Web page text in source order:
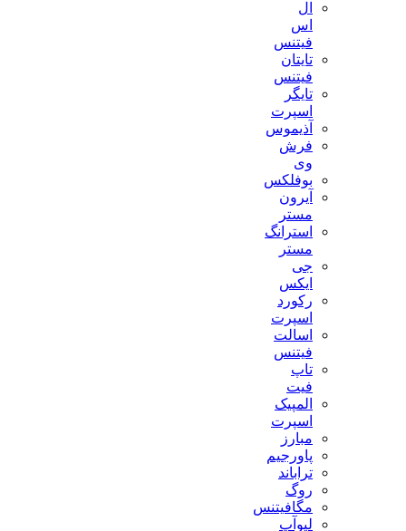
فیتنس
تایتان
فیتنس
تایگر
اسپرت
آذیموس
فرش
بوفلکس
آیرون
استرانگ
جی
رکورد
اسپرت
اسالت
فیتنس
تاپ
المپیک
اسپرت
مبارز
پاورجیم
تراباند
روگ
مگافیتنس
لیوآپ